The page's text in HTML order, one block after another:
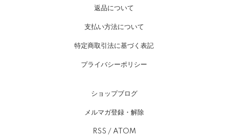
返品について
支払い方法について
特定商取引法に基づく表記
プライバシーポリシー
ショップブログ
メルマガ登録・解除
RSS / ATOM